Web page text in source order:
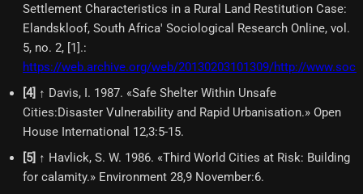
Settlement Characteristics in a Rural Land Restitution Case:
Elandskloof, South Africa' Sociological Research Online, vol.
5, no. 2, [1].:
https://web.archive.org/web/20130203101309/http://
[4] ↑ Davis, I. 1987. «Safe Shelter Within Unsafe
Cities:Disaster Vulnerability and Rapid Urbanisation.» Open
House International 12,3:5-15.
[5] ↑ Havlick, S. W. 1986. «Third World Cities at Risk: Building
for calamity.» Environment 28,9 November:6.